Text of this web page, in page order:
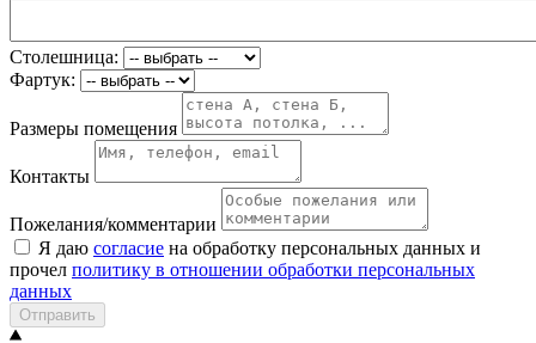
Столешница:
Фартук:
Размеры помещения
Контакты
Пожелания/комментарии
Я даю согласие на обработку персональных данных и
прочел политику в отношении обработки персональных
данных
Отправить